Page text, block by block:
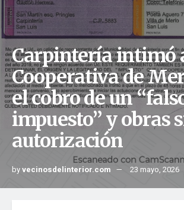
Carpintería intimó
Cooperativa de
el cobro de un
impuesto” y obras
autorización
byvecinosdelinterior.com 23 mayo, 2026